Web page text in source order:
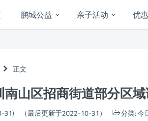
鹏城公益 亲子活动 优
正文
南山区招商街道部分区
31) （最后更新于2022-10-31） 分类:今